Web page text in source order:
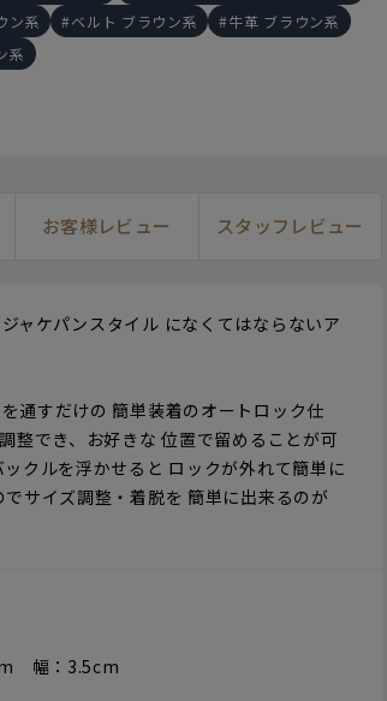
ン系 ベルト ブラウン系
牛革 ブラウン系
系
お客様レビュー スタッフレビュー
ャケパンスタイル になくてはならないア
通すだけの 簡単装着のオートロック仕
整でき、お好きな 位置で留めることが可
クルを浮かせると ロックが外れて簡単に
サイズ調整・着脱を 簡単に出来るのが
幅：3.5cm